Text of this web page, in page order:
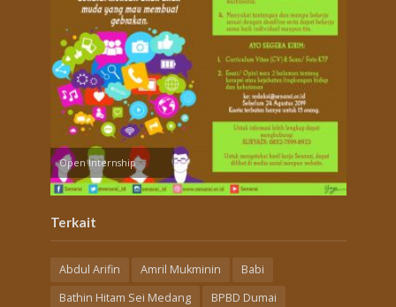
Open Internship
Terkait
Abdul Arifin Amril Mukminin
Babi
Bathin Hitam Sei Medang
BPBD Dumai